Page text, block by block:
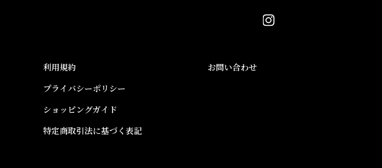
利用規約
プライバシーポリシー
ショッピングガイド
特定商取引法に基づく表記
お問い合わせ